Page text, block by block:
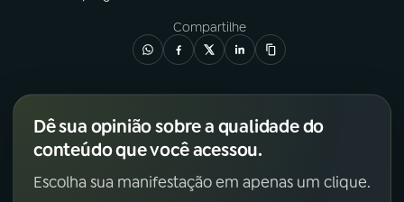
Compartilhe
Dê sua opinião sobre a qualidade do
conteúdo que você acessou.
Escolha sua manifestação em apenas um clique.